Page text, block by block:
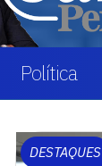
Política
DESTAQUES